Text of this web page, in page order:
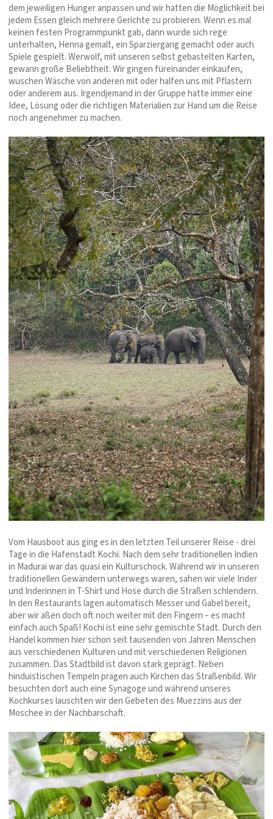
dem jeweiligen Hunger anpassen und wir hatten die Möglichkeit bei
jedem Essen gleich mehrere Gerichte zu probieren. Wenn es mal
keinen festen Programmpunkt gab, dann wurde sich rege
unterhalten, Henna gemalt, ein Sparziergang gemacht oder auch
Spiele gespielt. Werwolf, mit unseren selbst gebastelten Karten,
gewann große Beliebtheit. Wir gingen füreinander einkaufen,
wuschen Wäsche von anderen mit oder halfen uns mit Pflastern
oder anderem aus. Irgendjemand in der Gruppe hatte immer eine
Idee, Lösung oder die richtigen Materialien zur Hand um die Reise
noch angenehmer zu machen.
Vom Hausboot aus ging es in den letzten Teil unserer Reise - drei
Tage in die Hafenstadt Kochi. Nach dem sehr traditionellen Indien
in Madurai war das quasi ein Kulturschock. Während wir in unseren
traditionellen Gewändern unterwegs waren, sahen wir viele Inder
und Inderinnen in T-Shirt und Hose durch die Straßen schlendern.
In den Restaurants lagen automatisch Messer und Gabel bereit,
aber wir aßen doch oft noch weiter mit den Fingern – es macht
einfach auch Spaß! Kochi ist eine sehr gemischte Stadt. Durch den
Handel kommen hier schon seit tausenden von Jahren Menschen
aus verschiedenen Kulturen und mit verschiedenen Religionen
zusammen. Das Stadtbild ist davon stark geprägt. Neben
hinduistischen Tempeln prägen auch Kirchen das Straßenbild. Wir
besuchten dort auch eine Synagoge und während unseres
Kochkurses lauschten wir den Gebeten des Muezzins aus der
Moschee in der Nachbarschaft.